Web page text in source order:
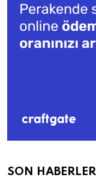
SON HABERLER